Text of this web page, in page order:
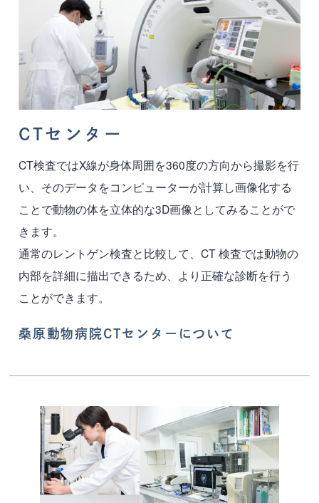
CTセンター
CT検査ではX線が身体周囲を360度の方向から撮影を行
い、そのデータをコンピューターが計算し画像化する
ことで動物の体を立体的な3D画像としてみることがで
きます。
通常のレントゲン検査と比較して、CT 検査では動物の
内部を詳細に描出できるため、より正確な診断を行う
ことができます。
桑原動物病院CTセンターについて